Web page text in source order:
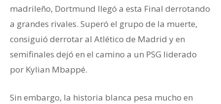
madrileño, Dortmund llegó a esta Final derrotando
a grandes rivales. Superó el grupo de la muerte,
consiguió derrotar al Atlético de Madrid y en
semifinales dejó en el camino a un PSG liderado
por Kylian Mbappé.
Sin embargo, la historia blanca pesa mucho en